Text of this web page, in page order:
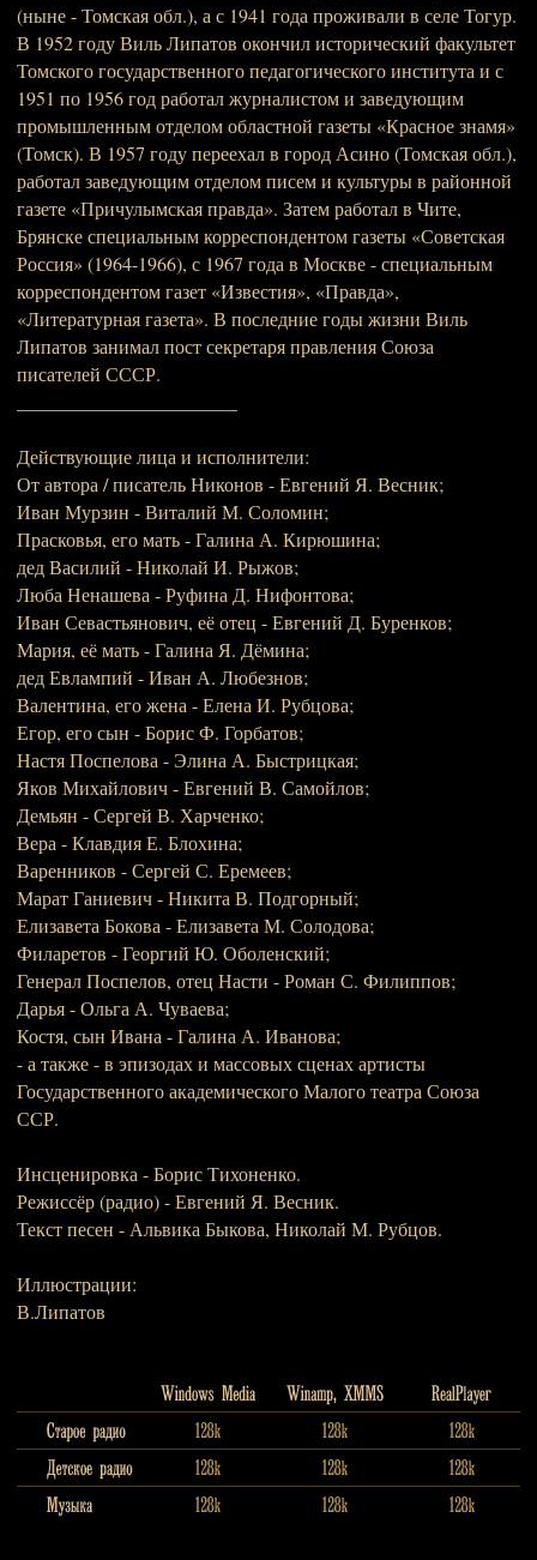
(ныне - Томская обл.), а с 1941 года проживали в селе Тогур.
В 1952 году Виль Липатов окончил исторический факультет
Томского государственного педагогического института и с
1951 по 1956 год работал журналистом и заведующим
промышленным отделом областной газеты «Красное знамя»
(Томск). В 1957 году переехал в город Асино (Томская обл.),
работал заведующим отделом писем и культуры в районной
газете «Причулымская правда». Затем работал в Чите,
Брянске специальным корреспондентом газеты «Советская
Россия» (1964-1966), с 1967 года в Москве - специальным
корреспондентом газет «Известия», «Правда»,
«Литературная газета». В последние годы жизни Виль
Липатов занимал пост секретаря правления Союза
писателей СССР.
Действующие лица и исполнители:
От автора / писатель Никонов - Евгений Я. Весник;
Иван Мурзин - Виталий М. Соломин;
Прасковья, его мать - Галина А. Кирюшина;
дед Василий - Николай И. Рыжов;
Люба Ненашева - Руфина Д. Нифонтова;
Иван Севастьянович, её отец - Евгений Д. Буренков;
Мария, её мать - Галина Я. Дёмина;
дед Евлампий - Иван А. Любезнов;
Валентина, его жена - Елена И. Рубцова;
Егор, его сын - Борис Ф. Горбатов;
Настя Поспелова - Элина А. Быстрицкая;
Яков Михайлович - Евгений В. Самойлов;
Демьян - Сергей В. Харченко;
Вера - Клавдия Е. Блохина;
Варенников - Сергей С. Еремеев;
Марат Ганиевич - Никита В. Подгорный;
Елизавета Бокова - Елизавета М. Солодова;
Филаретов - Георгий Ю. Оболенский;
Генерал Поспелов, отец Насти - Роман С. Филиппов;
Дарья - Ольга А. Чуваева;
Костя, сын Ивана - Галина А. Иванова;
- а также - в эпизодах и массовых сценах артисты
Государственного академического Малого театра Союза
ССР.
Инсценировка - Борис Тихоненко.
Режиссёр (радио) - Евгений Я. Весник.
Текст песен - Альвика Быкова, Николай М. Рубцов.
Иллюстрации:
В.Липатов